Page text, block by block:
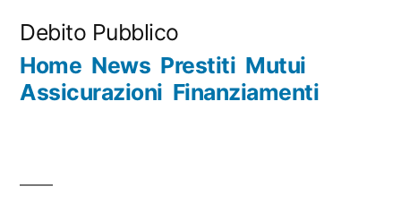
contenuto
Debito Pubblico
Home News Prestiti Mutui
Assicurazioni Finanziamenti